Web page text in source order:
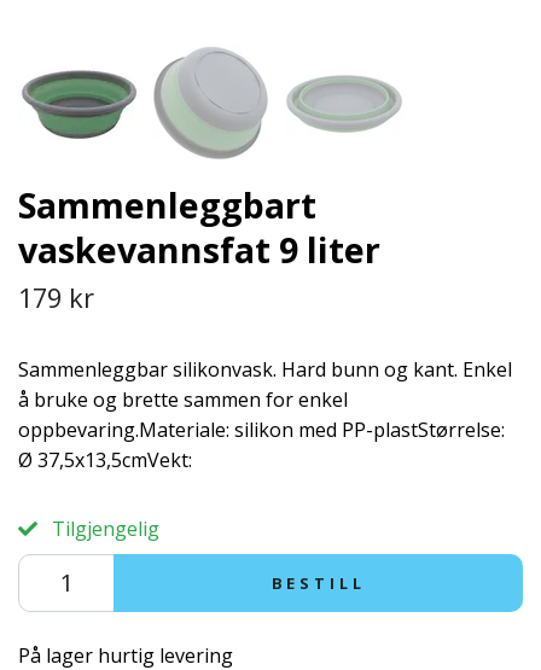
Sammenleggbart
vaskevannsfat 9 liter
179 kr
Sammenleggbar silikonvask. Hard bunn og kant. Enkel
å bruke og brette sammen for enkel
oppbevaring.Materiale: silikon med PP-plastStørrelse:
Ø 37,5x13,5cmVekt:
Tilgjengelig
BESTILL
På lager hurtig levering